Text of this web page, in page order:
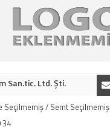
San.tic. Ltd. Şti.
Seçilmemiş / Semt Seçilmemiş
34